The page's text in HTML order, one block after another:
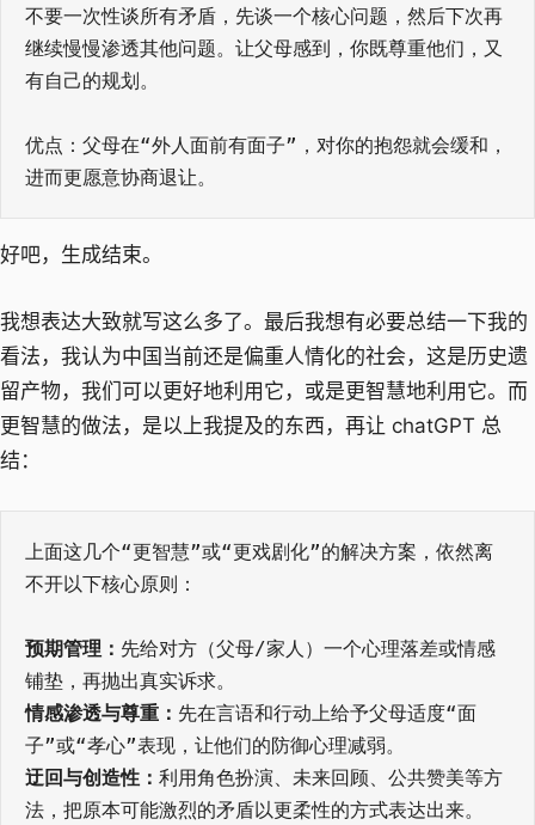
不要一次性谈所有矛盾，先谈一个核心问题，然后下次再
继续慢慢渗透其他问题。让父母感到，你既尊重他们，又
有自己的规划。
优点：父母在“外人面前有面子”，对你的抱怨就会缓和，
进而更愿意协商退让。
好吧，生成结束。
我想表达大致就写这么多了。最后我想有必要总结一下我的
看法，我认为中国当前还是偏重人情化的社会，这是历史遗
留产物，我们可以更好地利用它，或是更智慧地利用它。而
更智慧的做法，是以上我提及的东西，再让 chatGPT 总
结：
上面这几个“更智慧”或“更戏剧化”的解决方案，依然离
不开以下核心原则：
预期管理： 先给对方（父母/家人）一个心理落差或情感
铺垫，再抛出真实诉求。
情感渗透与尊重： 先在言语和行动上给予父母适度“面
子”或“孝心”表现，让他们的防御心理减弱。
迂回与创造性： 利用角色扮演、未来回顾、公共赞美等方
法，把原本可能激烈的矛盾以更柔性的方式表达出来。